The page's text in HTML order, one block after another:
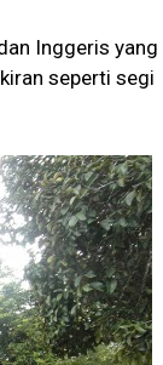
Inggeris yang
seperti segi